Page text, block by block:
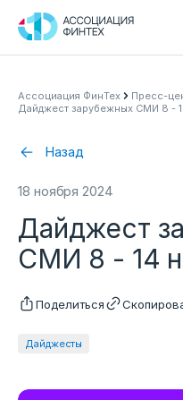
Ассоциация
Пресс-центр
Карьера
Контакты
Документы
Ассоциация ФинТех
Пресс-
Дайджест зарубежных СМИ 8 -
Назад
18 ноября 2024
Дайджесты
Дайджест
СМИ 8 - 14
Поделиться